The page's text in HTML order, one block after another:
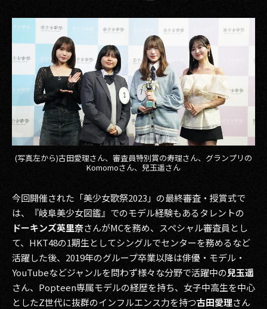
2021
2020
2019
2018
2017
2016
2015
2014
2013
2012
2011
2010
(写真左から)古田愛理さん、審査員特別賞の寿理さん、グランプリの
Komomoさん、兒玉遥さん
今回開催された「美少女歌祭2023」の最終審査・授賞式で
は、『岐阜美少女図鑑』でのモデル経験もあるタレントの
ドーキンズ英里奈さんがMCを務め、スペシャル審査員とし
て、HKT48の1期生としてシングルでセンターを務めるなど
活躍した後、2019年のグループ卒業以降は俳優・モデル・
YouTubeなどジャンルを問わず様々な分野で活躍中の兒玉遥
さん、Popteen専属モデルの経歴を持ち、女子中高生を中心
としたZ世代に抜群のインフルエンス力を持つ古田愛理さん